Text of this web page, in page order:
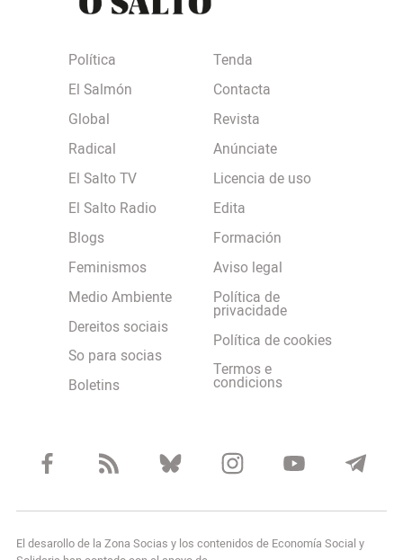
Política
El Salmón
Global
Radical
El Salto TV
El Salto Radio
Blogs
Feminismos
Medio Ambiente
Dereitos sociais
So para socias
Boletins
Tenda
Contacta
Revista
Anúnciate
Licencia de uso
Edita
Formación
Aviso legal
Política de
privacidade
Política de cookies
Termos e
condicions
El desarollo de la Zona Socias y los contenidos de Economía Social y